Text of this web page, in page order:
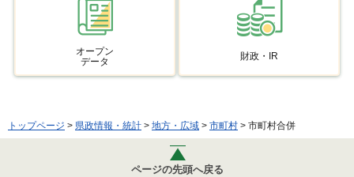
オープン
データ
財政・IR
トップページ > 県政情報・統計 > 地方・広域 > 市町村 > 市町村合併
ページの先頭へ戻る